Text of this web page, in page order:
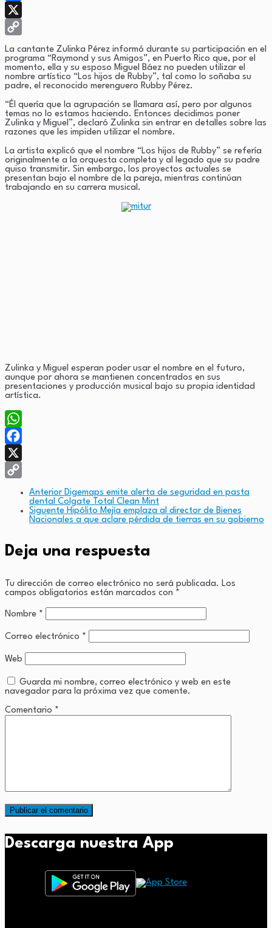
Facebook
X
Copy
Link
La cantante Zulinka Pérez informó durante su participación en el
programa “Raymond y sus Amigos”, en Puerto Rico que, por el
momento, ella y su esposo Miguel Báez no pueden utilizar el
nombre artístico “Los hijos de Rubby”, tal como lo soñaba su
padre, el reconocido merenguero Rubby Pérez.
“Él quería que la agrupación se llamara así, pero por algunos
temas no lo estamos haciendo. Entonces decidimos poner
Zulinka y Miguel”, declaró Zulinka sin entrar en detalles sobre las
razones que les impiden utilizar el nombre.
La artista explicó que el nombre “Los hijos de Rubby” se refería
originalmente a la orquesta completa y al legado que su padre
quiso transmitir. Sin embargo, los proyectos actuales se
presentan bajo el nombre de la pareja, mientras continúan
trabajando en su carrera musical.
Zulinka y Miguel esperan poder usar el nombre en el futuro,
aunque por ahora se mantienen concentrados en sus
presentaciones y producción musical bajo su propia identidad
artística.
WhatsApp
Facebook
X
Anterior Digemaps emite alerta de seguridad en pasta
dental Colgate Total Clean Mint
Siguente Hipólito Mejía emplaza al director de Bienes
Nacionales a que aclare pérdida de tierras en su gobierno
Deja una respuesta
Tu dirección de correo electrónico no será publicada. Los
campos obligatorios están marcados con *
Nombre *
Correo electrónico *
Web
Guarda mi nombre, correo electrónico y web en este
navegador para la próxima vez que comente.
Comentario *
Descarga nuestra App